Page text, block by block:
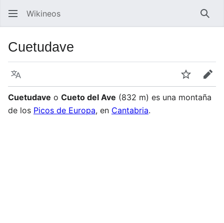
Wikineos
Cuetudave
Idioma Vigilar
Cuetudave o Cueto del Ave (832 m) es una montaña
de los Picos de Europa, en Cantabria.